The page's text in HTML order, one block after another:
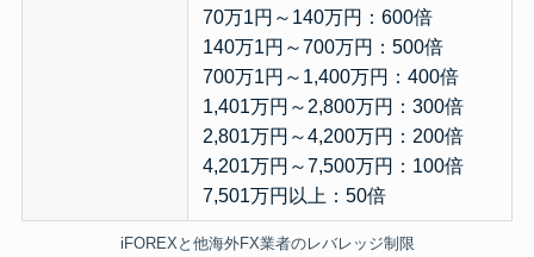
70万1円～140万円：600倍
140万1円～700万円：500倍
700万1円～1,400万円：400倍
1,401万円～2,800万円：300倍
2,801万円～4,200万円：200倍
4,201万円～7,500万円：100倍
7,501万円以上：50倍
iFOREXと他海外FX業者のレバレッジ制限